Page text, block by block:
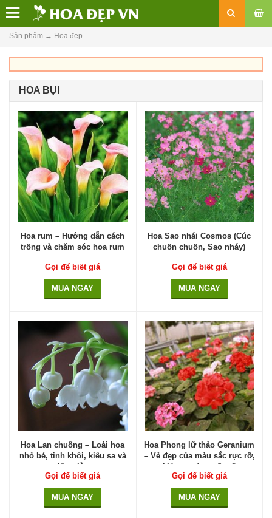
Sản phẩm → Hoa đẹp
HOA BỤI
Hoa rum – Hướng dẫn cách
trồng và chăm sóc hoa rum
Gọi để biết giá
MUA NGAY
Hoa Sao nhái Cosmos (Cúc
chuồn chuồn, Sao nháy)
Gọi để biết giá
MUA NGAY
Hoa Lan chuông – Loài hoa
nhỏ bé, tinh khôi, kiêu sa và
lộng lẫy
Gọi để biết giá
MUA NGAY
Hoa Phong lữ thảo Geranium
– Vẻ đẹp của màu sắc rực rỡ,
kiêu sa và quyến rũ
Gọi để biết giá
MUA NGAY